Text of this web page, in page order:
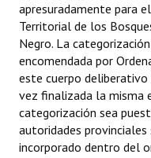
Audiencias Públicas -
Mujeres que Dejaron
Periodistas Decanos -
Ciudadano Ilustre -
Banca del Vecino -
apresuradamente para
Territorial de los
Negro. La
encomendada por
este cuerpo
vez finalizada la misma
categorización sea
autoridades
incorporado dentro del